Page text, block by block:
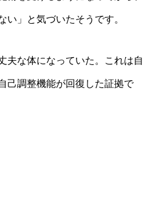
い」と気づいたそうです。
夫な体になっていた。これは自
己調整機能が回復した証拠で